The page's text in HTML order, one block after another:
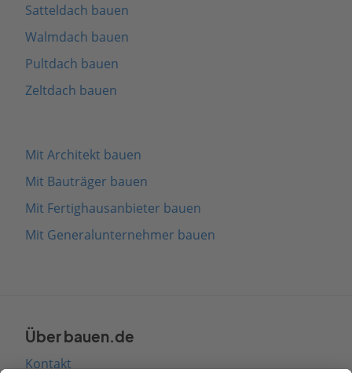
Satteldach bauen
Walmdach bauen
Pultdach bauen
Zeltdach bauen
Mit Architekt bauen
Mit Bauträger bauen
Mit Fertighausanbieter bauen
Mit Generalunternehmer bauen
Über bauen.de
Kontakt